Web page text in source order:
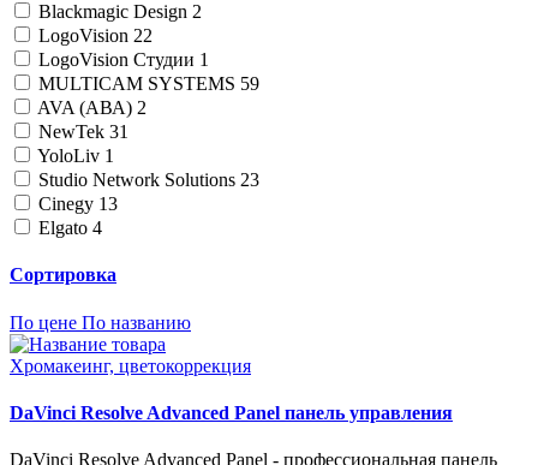
Blackmagic Design 2
LogoVision 22
LogoVision Студии 1
MULTICAM SYSTEMS 59
AVA (АВА) 2
NewTek 31
YoloLiv 1
Studio Network Solutions 23
Cinegy 13
Elgato 4
Сортировка
По цене По названию
Хромакеинг, цветокоррекция
DaVinci Resolve Advanced Panel панель управления
DaVinci Resolve Advanced Panel - профессиональная панель